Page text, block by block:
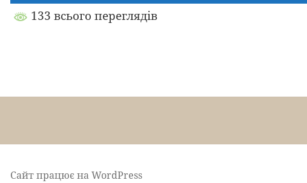
133 всього переглядів
Сайт працює на WordPress